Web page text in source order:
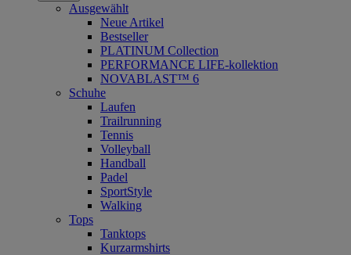
Ausgewählt
Neue Artikel
Bestseller
PLATINUM Collection
PERFORMANCE LIFE-kollektion
NOVABLAST™ 6
Schuhe
Laufen
Trailrunning
Tennis
Volleyball
Handball
Padel
SportStyle
Walking
Tops
Tanktops
Kurzarmshirts